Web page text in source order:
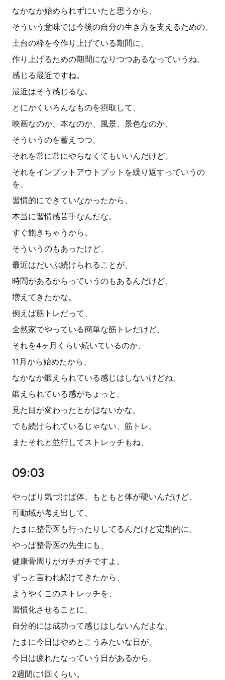
なかなか始められずにいたと思うから、
そういう意味では今後の自分の生き方を支えるための、
土台の枠を今作り上げている期間に、
作り上げるための期間になりつつあるなっていうね、
感じる最近ですね。
最近はそう感じるな。
とにかくいろんなものを摂取して、
映画なのか、本なのか、風景、景色なのか、
そういうのを蓄えつつ、
それを常に常にやらなくてもいいんだけど、
それをインプットアウトプットを繰り返すっていうの
を、
習慣的にできていなかったから、
本当に習慣感苦手なんだな。
すぐ飽きちゃうから。
そういうのもあったけど、
最近はだいぶ続けられることが、
時間があるからっていうのもあるんだけど、
増えてきたかな。
例えば筋トレだって、
全然家でやっている簡単な筋トレだけど、
それを4ヶ月くらい続いているのか、
11月から始めたから、
なかなか鍛えられている感じはしないけどね。
鍛えられている感がちょっと、
見た目が変わったとかはないかな。
でも続けられているじゃない、筋トレ。
またそれと並行してストレッチもね、
09:03
やっぱり気づけば体、もともと体が硬いんだけど、
可動域が考え出して、
たまに整骨医も行ったりしてるんだけど定期的に。
やっぱ整骨医の先生にも、
健康骨周りがガチガチですよ。
ずっと言われ続けてきたから、
ようやくこのストレッチを、
習慣化させることに、
自分的には成功って感じはしないんだよな。
たまに今日はやめとこうみたいな日が、
今日は疲れたなっていう日があるから。
2週間に1回くらい。